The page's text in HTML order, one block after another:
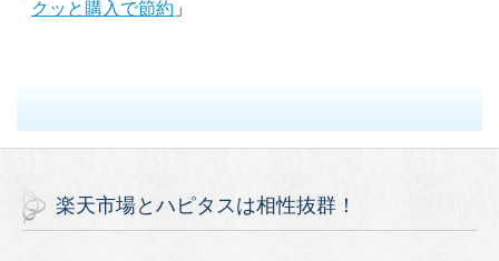
クッと購入で節約 」
楽天市場とハピタスは相性抜群！